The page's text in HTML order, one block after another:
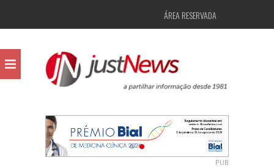
ÁREA RESERVADA
PUB